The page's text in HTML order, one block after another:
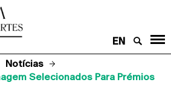
EN
Notícias
Selecionados Para Prémios